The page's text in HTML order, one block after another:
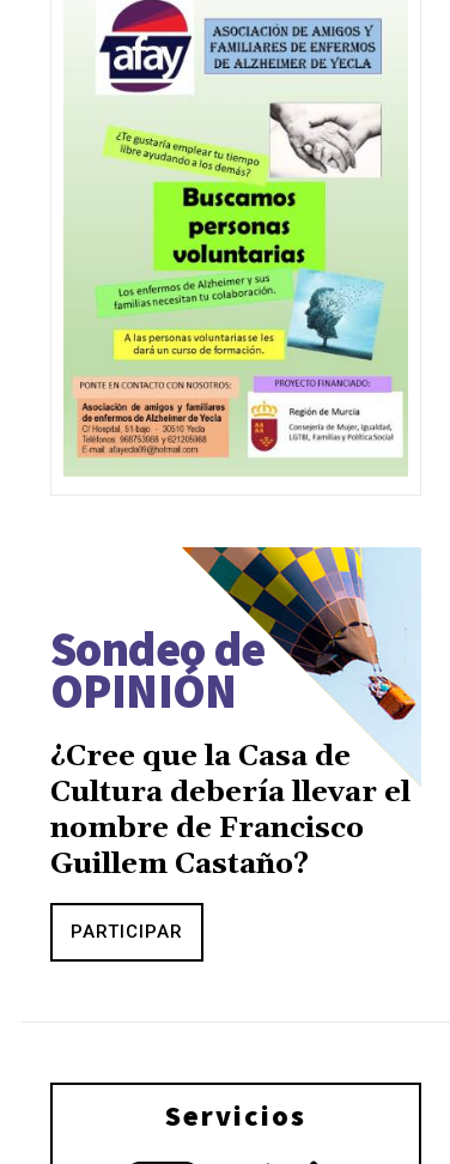
Sondeo de
OPINIÓN
¿Cree que la Casa de
Cultura debería llevar el
nombre de Francisco
Guillem Castaño?
PARTICIPAR
Servicios